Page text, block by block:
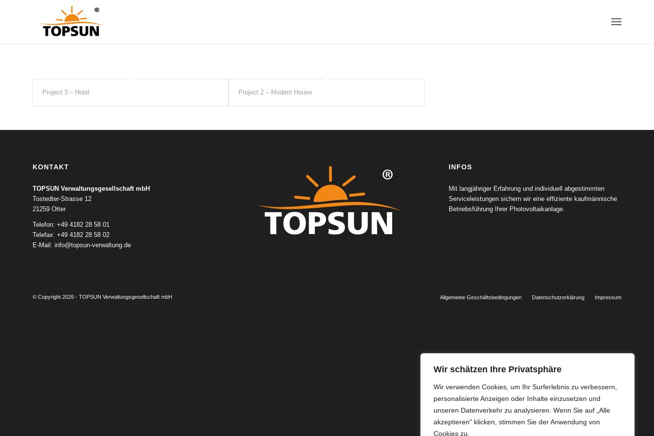
Wir schätzen Ihre Privatsphäre
Wir verwenden Cookies, um Ihr Surferlebnis zu verbessern,
personalisierte Anzeigen oder Inhalte einzusetzen und
unseren Datenverkehr zu analysieren. Wenn Sie auf „Alle
akzeptieren" klicken, stimmen Sie der Anwendung von
Cookies zu.
Project 3 – Hotel Project 2 – Modern House
KONTAKT
TOPSUN Verwaltungsgesellschaft mbH
Tostedter-Strasse 12
21259 Otter
Telefon: +49 4182 28 58 01
Telefax: +49 4182 28 58 02
E-Mail: info@topsun-verwaltung.de
INFOS
Mit langjähriger Erfahrung und individuell abgestimmten
Serviceleistungen sichern wir eine effiziente kaufmännische
Betriebsführung Ihrer Photovoltaikanlage.
© Copyright 2026 - TOPSUN Verwaltungsgesellschaft mbH Allgemeine Geschäftsbedingungen Datenschutzerklärung Impressum